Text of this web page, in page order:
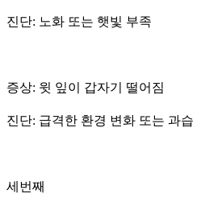
진단: 노화 또는 햇빛 부족
증상: 윗 잎이 갑자기 떨어짐
진단: 급격한 환경 변화 또는 과습
세번째